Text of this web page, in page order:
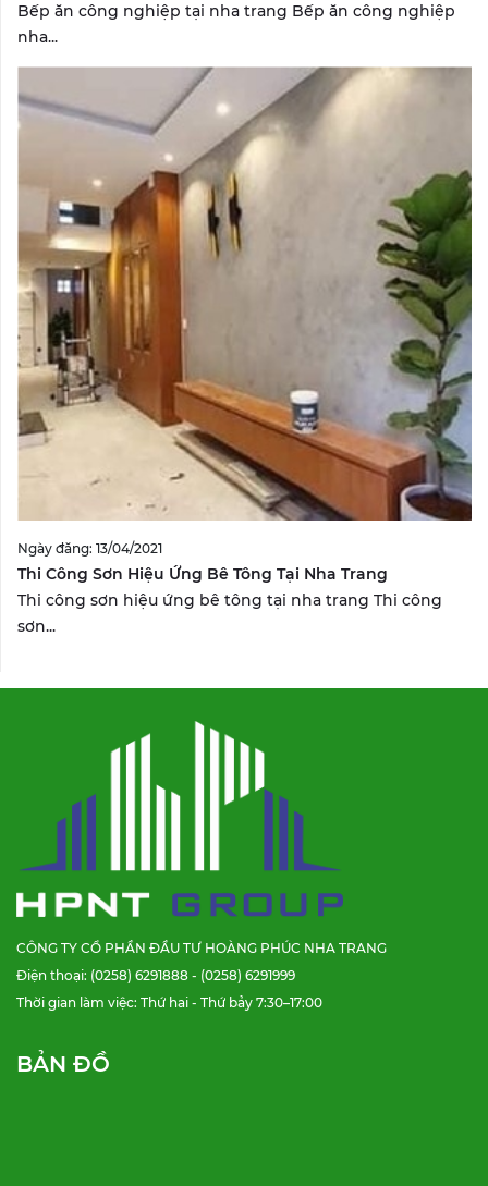
Bếp ăn công nghiệp tại nha trang Bếp ăn công nghiệp
nha...
Ngày đăng: 13/04/2021
Thi Công Sơn Hiệu Ứng Bê Tông Tại Nha Trang
Thi công sơn hiệu ứng bê tông tại nha trang Thi công
sơn...
CÔNG TY CỔ PHẦN ĐẦU TƯ HOÀNG PHÚC NHA TRANG
Điện thoại: (0258) 6291888 - (0258) 6291999
Thời gian làm việc: Thứ hai - Thứ bảy 7:30–17:00
BẢN ĐỒ